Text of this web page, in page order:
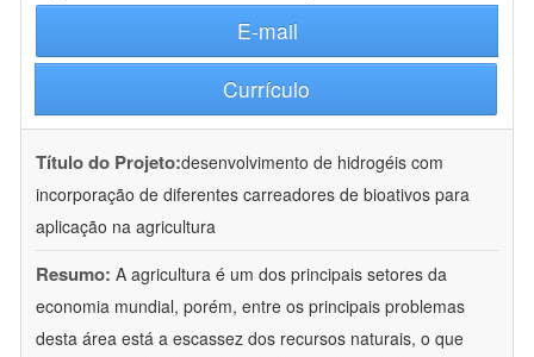
E-mail
Currículo
Título do Projeto:desenvolvimento de hidrogéis com
incorporação de diferentes carreadores de bioativos para
aplicação na agricultura
Resumo: A agricultura é um dos principais setores da
economia mundial, porém, entre os principais problemas
desta área está a escassez dos recursos naturais, o que